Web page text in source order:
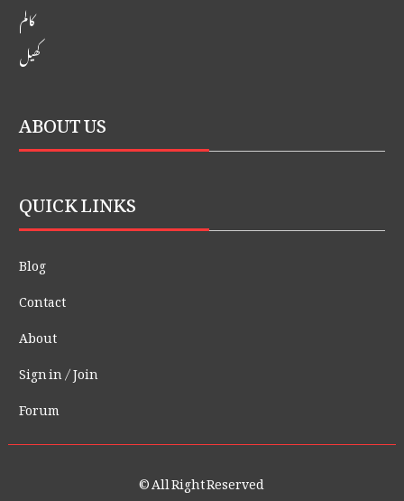
کالم
کھیل
ABOUT US
QUICK LINKS
Blog
Contact
About
Sign in / Join
Forum
© All Right Reserved